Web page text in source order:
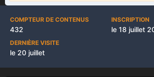
COMPTEUR DE CONTENUS
432
INSCRIPTION
le 18 juillet
DERNIÈRE VISITE
le 20 juillet